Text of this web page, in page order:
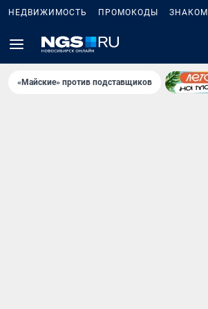
НЕДВИЖИМОСТЬ ПРОМОКОДЫ
«Майские» против подставщиков